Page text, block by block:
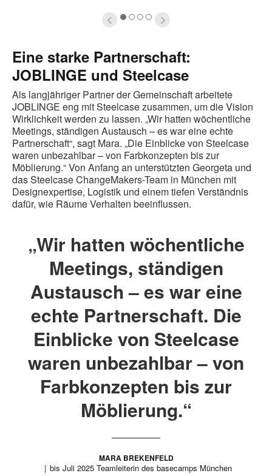
1234
Eine starke Partnerschaft:
JOBLINGE und Steelcase
Als langjähriger Partner der Gemeinschaft arbeitete
JOBLINGE eng mit Steelcase zusammen, um die Vision
Wirklichkeit werden zu lassen. „Wir hatten wöchentliche
Meetings, ständigen Austausch – es war eine echte
Partnerschaft“, sagt Mara. „Die Einblicke von Steelcase
waren unbezahlbar – von Farbkonzepten bis zur
Möblierung.“ Von Anfang an unterstützten Georgeta und
das Steelcase ChangeMakers-Team in München mit
Designexpertise, Logistik und einem tiefen Verständnis
dafür, wie Räume Verhalten beeinflussen.
„Wir hatten wöchentliche
Meetings, ständigen
Austausch – es war eine
echte Partnerschaft. Die
Einblicke von Steelcase
waren unbezahlbar – von
Farbkonzepten bis zur
Möblierung.“
MARA BREKENFELD
bis Juli 2025 Teamleiterin des basecamps München